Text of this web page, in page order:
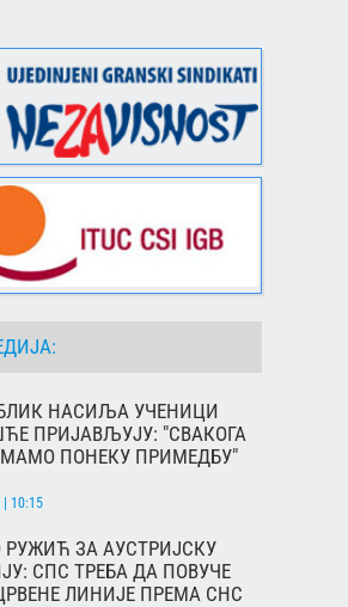
НАСИЉА УЧЕНИЦИ
ПРИЈАВЉУЈУ: "СВАКОГА
ПОНЕКУ ПРИМЕДБУ"
| 10:15
РУЖИЋ ЗА АУСТРИЈСКУ
СПС ТРЕБА ДА ПОВУЧЕ
ЛИНИЈЕ ПРЕМА СНС